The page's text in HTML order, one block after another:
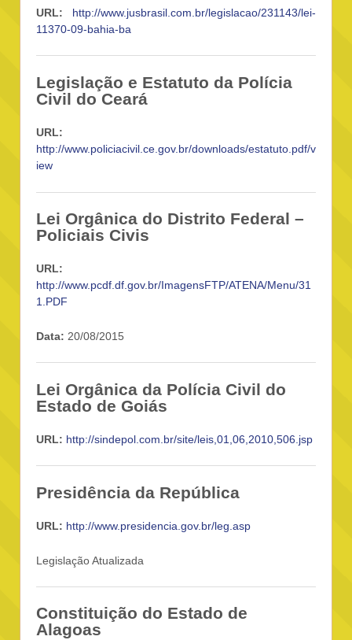
URL:
http://www.jusbrasil.com.br/legislacao/231143/lei-
11370-09-bahia-ba
Legislação e Estatuto da Polícia
Civil do Ceará
URL:
http://www.policiacivil.ce.gov.br/downloads/estatuto.pdf/v
iew
Lei Orgânica do Distrito Federal –
Policiais Civis
URL:
http://www.pcdf.df.gov.br/ImagensFTP/ATENA/Menu/31
1.PDF
Data: 20/08/2015
Lei Orgânica da Polícia Civil do
Estado de Goiás
URL: http://sindepol.com.br/site/leis,01,06,2010,506.jsp
Presidência da República
URL: http://www.presidencia.gov.br/leg.asp
Legislação Atualizada
Constituição do Estado de
Alagoas